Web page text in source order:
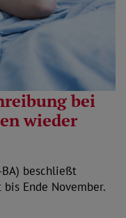
bei
wieder
BA) beschließt
Ende November.